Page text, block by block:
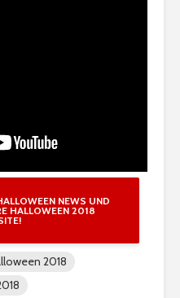
NEWS UND
HALLOWEEN 2018
2018